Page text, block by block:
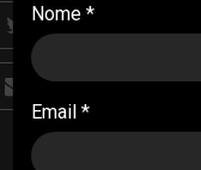
Estudo aponta
Nome *
Email *